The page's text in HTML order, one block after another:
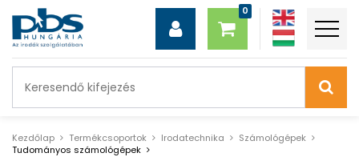
Kezdőlap Termékcsoportok Irodatechnika
Számológépek
Tudományos számológépek